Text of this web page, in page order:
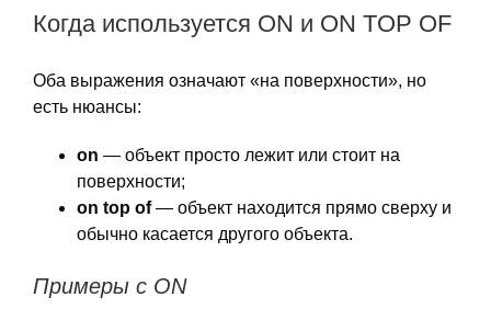
Когда используется ON и ON TOP OF
Оба выражения означают «на поверхности», но
есть нюансы:
on — объект просто лежит или стоит на
поверхности;
on top of— объект находится прямо сверху и
обычно касается другого объекта.
Примеры с ON